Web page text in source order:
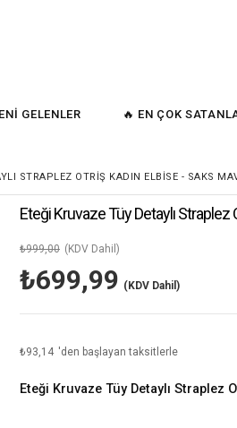
GELENLER 🔥 EN ÇOK
STRAPLEZ OTRIŞ KADIN ELBISE - SAKS
Eteği Kruvaze Tüy Detaylı Straplez
₺999,00 (KDV Dahil)
₺699,99 (KDV Dahil)
₺93,14 'den başlayan taksitlerle
Eteği Kruvaze Tüy Detaylı Straplez